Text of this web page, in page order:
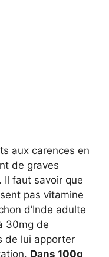
aux carences en
de graves
Il faut savoir que
pas vitamine
d’Inde adulte
30mg de
de lui apporter
Dans 100g